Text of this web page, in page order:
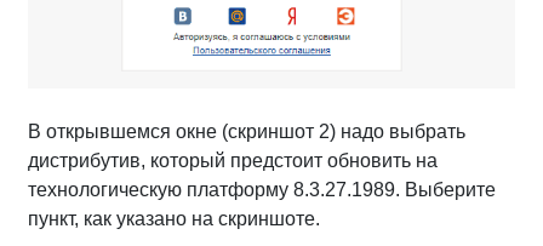
В открывшемся окне (скриншот 2) надо выбрать
дистрибутив, который предстоит обновить на
технологическую платформу 8.3.27.1989. Выберите
пункт, как указано на скриншоте.